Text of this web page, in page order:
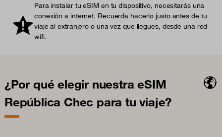
Para instalar tu eSIM en tu dispositivo, necesitarás una
conexión a internet. Recuerda hacerlo justo antes de tu
viaje al extranjero o una vez que llegues, desde una red
wifi.
¿Por qué elegir nuestra eSIM
República Chec para tu viaje?